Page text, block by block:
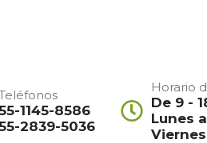
1145-8586
2839-5036
Horario
De 9 -
Lunes a
Viernes